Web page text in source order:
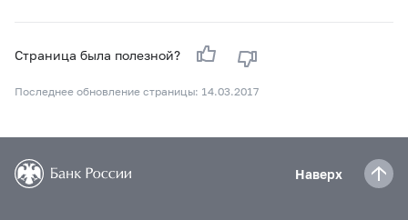
Страница была полезной?
Последнее обновление страницы: 14.03.2017
Наверх